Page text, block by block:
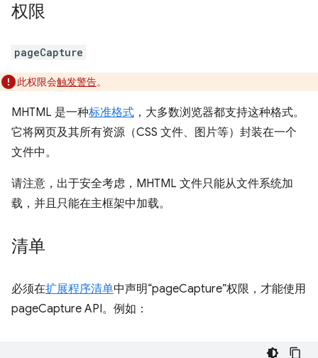
权限
pageCapture
此权限会触发警告。
MHTML 是一种标准格式 ，大多数浏览器都支持这种格式。
它将网页及其所有资源（CSS 文件、图片等）封装在一个
文件中。
请注意，出于安全考虑，MHTML 文件只能从文件系统加
载，并且只能在主框架中加载。
清单
必须在扩展程序清单中声明“pageCapture”权限，才能使用
pageCapture API。例如：